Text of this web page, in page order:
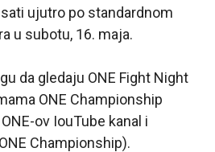
ujutro po standardnom
u subotu, 16. maja.
da gledaju ONE Fight Night
ONE Championship
ov IouTube kanal i
Championship).